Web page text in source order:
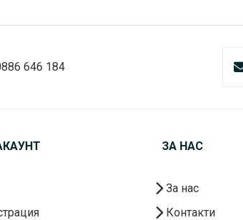
646 184
ЗА НАС
За нас
Контакти